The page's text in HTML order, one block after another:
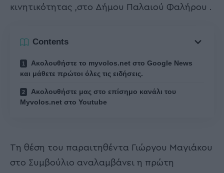
κινητικότητας ,στο Δήμου Παλαιού Φαλήρου .
Contents
Ακολουθήστε το myvolos.net στο Google News
και μάθετε πρώτοι όλες τις ειδήσεις.
Ακολουθήστε μας στο επίσημο κανάλι του
Myvolos.net στο Youtube
Τη θέση του παραιτηθέντα Γιώργου Μαγιάκου
στο Συμβούλιο αναλαμβάνει η πρώτη